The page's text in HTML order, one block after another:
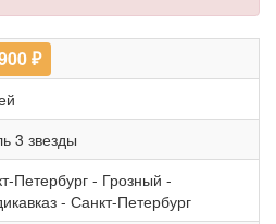
₽
3 звезды
Петербург - Грозный -
- Санкт-Петербург